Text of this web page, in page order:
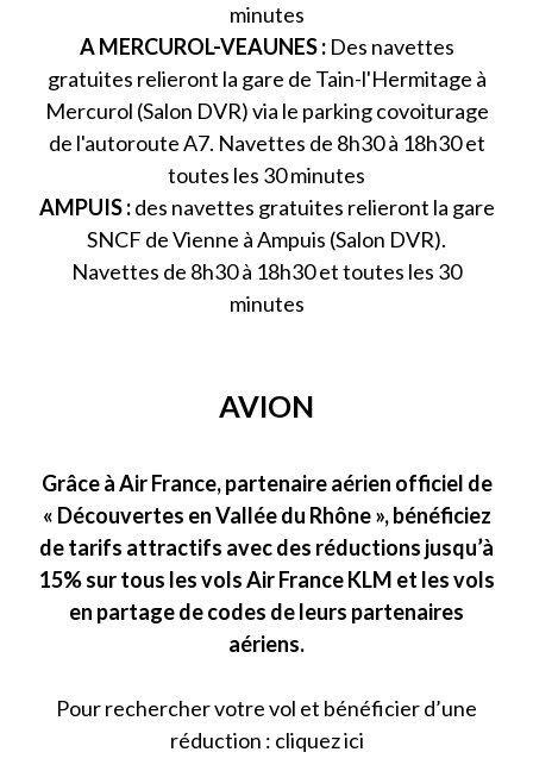
minutes
A MERCUROL-VEAUNES : Des navettes
gratuites relieront la gare de Tain-l'Hermitage à
Mercurol (Salon DVR) via le parking covoiturage
de l'autoroute A7. Navettes de 8h30 à 18h30 et
toutes les 30 minutes
AMPUIS :des navettes gratuites relieront la gare
SNCF de Vienne à Ampuis (Salon DVR).
Navettes de 8h30 à 18h30 et toutes les 30
minutes
AVION
Grâce à Air France, partenaire aérien officiel de
« Découvertes en Vallée du Rhône », bénéficiez
de tarifs attractifs avec des réductions jusqu’à
15% sur tous les vols Air France KLM et les vols
en partage de codes de leurs partenaires
aériens.
Pour rechercher votre vol et bénéficier d’une
réduction : cliquez ici